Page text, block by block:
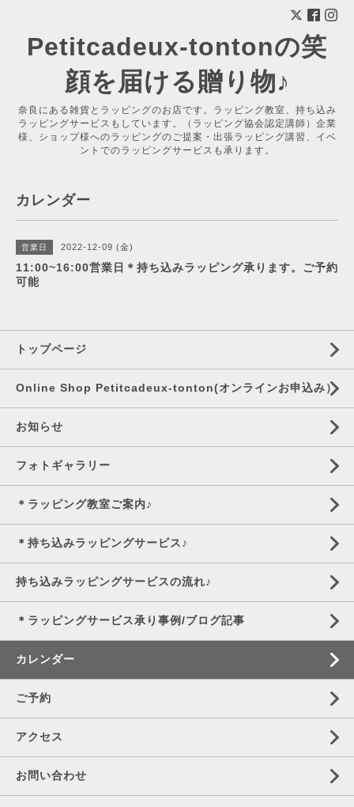
Petitcadeux-tontonの笑
顔を届ける贈り物♪
奈良にある雑貨とラッピングのお店です。ラッピング教室、持ち込み
ラッピングサービスもしています。（ラッピング協会認定講師）企業
様、ショップ様へのラッピングのご提案・出張ラッピング講習、イベ
ントでのラッピングサービスも承ります。
カレンダー
営業日 2022-12-09 (金)
11:00~16:00営業日＊持ち込みラッピング承ります。ご予約
可能
トップページ
Online Shop Petitcadeux-tonton(オンラインお申込み）
お知らせ
フォトギャラリー
＊ラッピング教室ご案内♪
＊持ち込みラッピングサービス♪
持ち込みラッピングサービスの流れ♪
＊ラッピングサービス承り事例/ブログ記事
カレンダー
ご予約
アクセス
お問い合わせ